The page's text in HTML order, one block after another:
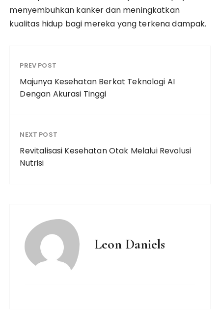
menyembuhkan kanker dan meningkatkan
kualitas hidup bagi mereka yang terkena dampak.
PREV POST
Majunya Kesehatan Berkat Teknologi AI
Dengan Akurasi Tinggi
NEXT POST
Revitalisasi Kesehatan Otak Melalui Revolusi
Nutrisi
Leon Daniels